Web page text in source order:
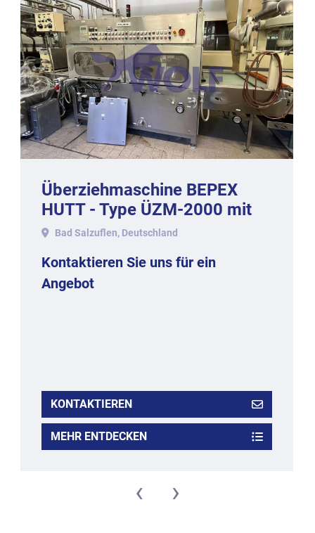
Überziehmaschine BEPEX
HUTT - Type ÜZM-2000 mit
ca. 1.050 mm Arbeitsbreite.
Bad Salzuflen, Deutschland
Kontaktieren Sie uns für ein
Angebot
KONTAKTIEREN
MEHR ENTDECKEN
‹ ›